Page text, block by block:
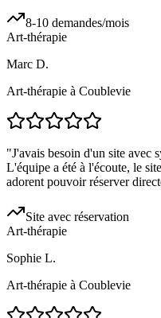
8-10 demandes/mois
Art-thérapie
Marc D.
Art-thérapie à Coublevie
"J'avais besoin d'un site avec
L'équipe a été à l'écoute, le
adorent pouvoir réserver
Site avec réservation
Art-thérapie
Sophie L.
Art-thérapie à Coublevie